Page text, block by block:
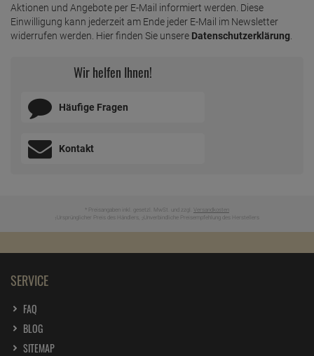
Aktionen und Angebote per E-Mail informiert werden. Diese
Einwilligung kann jederzeit am Ende jeder E-Mail im Newsletter
widerrufen werden. Hier finden Sie unsere Datenschutzerklärung
Wir helfen Ihnen!
Häufige Fragen
Kontakt
* Preisangaben inkl. gesetzl. MwSt. und zzgl. Versandkosten
Ursprünglicher Preis des Händlers, Unverbindliche Preisempfehlung des Herstellers
SERVICE
FAQ
BLOG
SITEMAP